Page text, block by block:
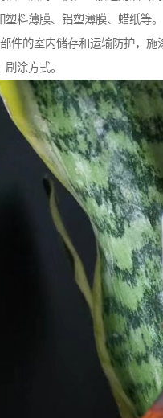
料薄膜、铝塑薄膜、蜡纸等。
件的室内储存和运输防护，施
涂方式。